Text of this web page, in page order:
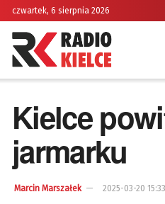
czwartek, 6 sierpnia 2026
Kielce
jarmarku
Marcin Marszałek 2025-03-20 15:33